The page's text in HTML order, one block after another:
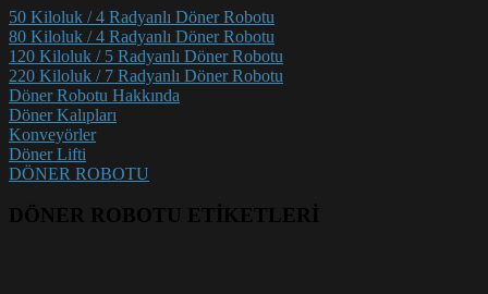
50 Kiloluk / 4 Radyanlı Döner Robotu
80 Kiloluk / 4 Radyanlı Döner Robotu
120 Kiloluk / 5 Radyanlı Döner Robotu
220 Kiloluk / 7 Radyanlı Döner Robotu
Döner Robotu Hakkında
Döner Kalıpları
Konveyörler
Döner Lifti
DÖNER ROBOTU
DÖNER ROBOTU ETİKETLERİ